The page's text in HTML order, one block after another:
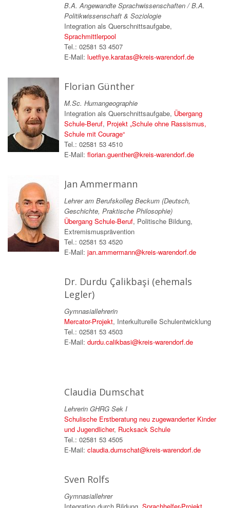
B.A. Angewandte Sprachwissenschaften / B.A.
Politikwissenschaft & Soziologie
Integration als Querschnittsaufgabe,
Sprachmittlerpool
Tel.: 02581 53 4507
E-Mail: luetfiye.karatas@kreis-warendorf.de
Florian Günther
M.Sc. Humangeographie
Integration als Querschnittsaufgabe, Übergang
Schule-Beruf, Projekt „Schule ohne Rassismus,
Schule mit Courage“
Tel.: 02581 53 4510
E-Mail: florian.guenther@kreis-warendorf.de
Jan Ammermann
Lehrer am Berufskolleg Beckum (Deutsch,
Geschichte, Praktische Philosophie)
Übergang Schule-Beruf, Politische Bildung,
Extremismusprävention
Tel.: 02581 53 4520
E-Mail: jan.ammermann@kreis-warendorf.de
Dr. Durdu Çalikbaşi (ehemals
Legler)
Gymnasiallehrerin
Mercator-Projekt, Interkulturelle Schulentwicklung
Tel.: 02581 53 4503
E-Mail: durdu.calikbasi@kreis-warendorf.de
Claudia Dumschat
Lehrerin GHRG Sek I
Schulische Erstberatung neu zugewanderter Kinder
und Jugendlicher, Rucksack Schule
Tel.: 02581 53 4505
E-Mail: claudia.dumschat@kreis-warendorf.de
Sven Rolfs
Gymnasiallehrer